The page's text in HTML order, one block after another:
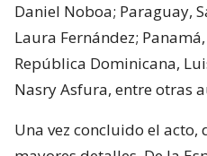
Daniel Noboa; Paraguay,
Laura Fernández;
República Dominicana,
Nasry Asfura, entre otras
Una vez concluido el acto,